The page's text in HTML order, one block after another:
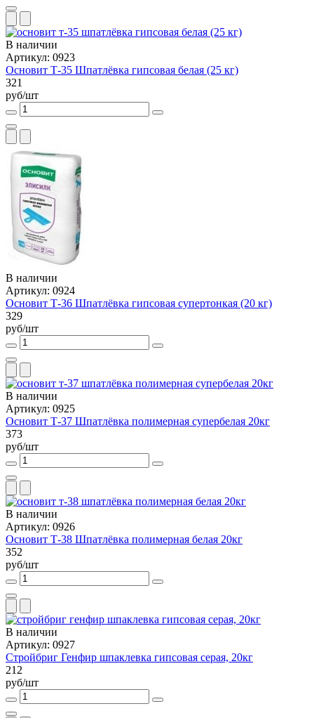
В наличии
Артикул: 0923
Основит Т-35 Шпатлёвка гипсовая белая (25 кг)
321
руб/шт
В наличии
Артикул: 0924
Основит Т-36 Шпатлёвка гипсовая супертонкая (20 кг)
329
руб/шт
В наличии
Артикул: 0925
Основит Т-37 Шпатлёвка полимерная супербелая 20кг
373
руб/шт
В наличии
Артикул: 0926
Основит Т-38 Шпатлёвка полимерная белая 20кг
352
руб/шт
В наличии
Артикул: 0927
Стройбриг Генфир шпаклевка гипсовая серая, 20кг
212
руб/шт